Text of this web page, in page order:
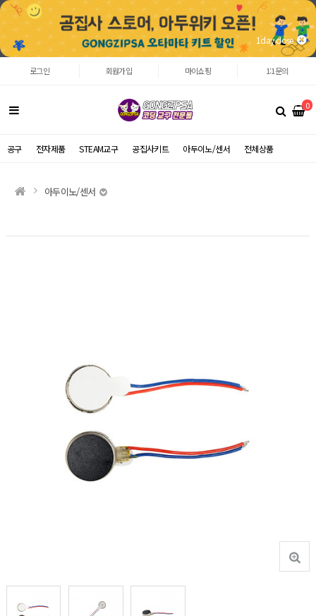
1day close
로그인 회원가입 마이쇼핑 1:1문의
0
공구 전자제품 STEAM교구 공집사키트 아두이노/센서 전체상품
아두이노/센서